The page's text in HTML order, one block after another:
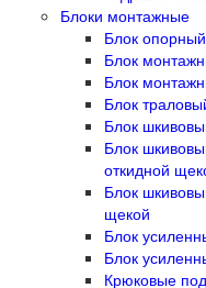
Блоки монтажные
Блок опорный
Блок
Блок
Блок
Блок
Блок
откидной
Блок
щекой
Блок
Блок
Крюковые